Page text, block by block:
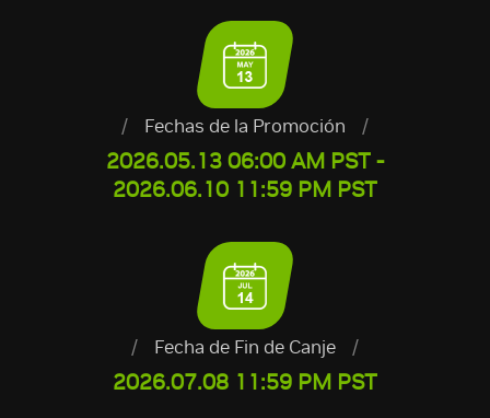
/ Fechas de la Promoción /
2026.05.13 06:00 AM PST -
2026.06.10 11:59 PM PST
/ Fecha de Fin de Canje /
2026.07.08 11:59 PM PST